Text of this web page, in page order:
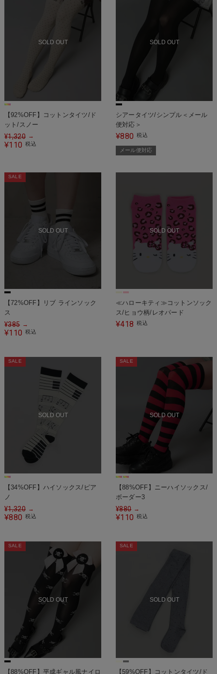
SOLD OUT
【92%OFF】コットンタイツ/ド
ット/スノー
¥1,320 →
¥110 税込
SOLD OUT
シアータイツ/シンプル＜メール
便対応＞
¥880 税込
メール便対応
SOLD OUT
SALE
【72%OFF】リブ ラインソック
ス
¥385 →
¥110 税込
SOLD OUT
≪ハローキティ≫コットンソック
ス/ヒョウ柄/レオパード
¥418 税込
SOLD OUT
SALE
【34%OFF】ハイソックス/ピア
ノ
¥1,320 →
¥880 税込
SOLD OUT
SALE
【88%OFF】ニーハイソックス/
ボーダー3
¥880 →
¥110 税込
SOLD OUT
SALE
【88%OFF】平成ギャル風ナイロ
SOLD OUT
SALE
【59%OFF】コットンタイツ/ド